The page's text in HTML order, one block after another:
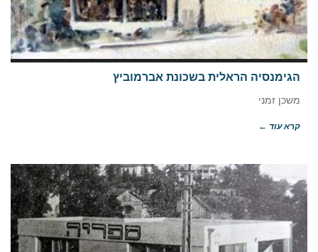
הגימנסיה הראלית בשכונת אברמוביץ
משכן זמני
קרא עוד ←